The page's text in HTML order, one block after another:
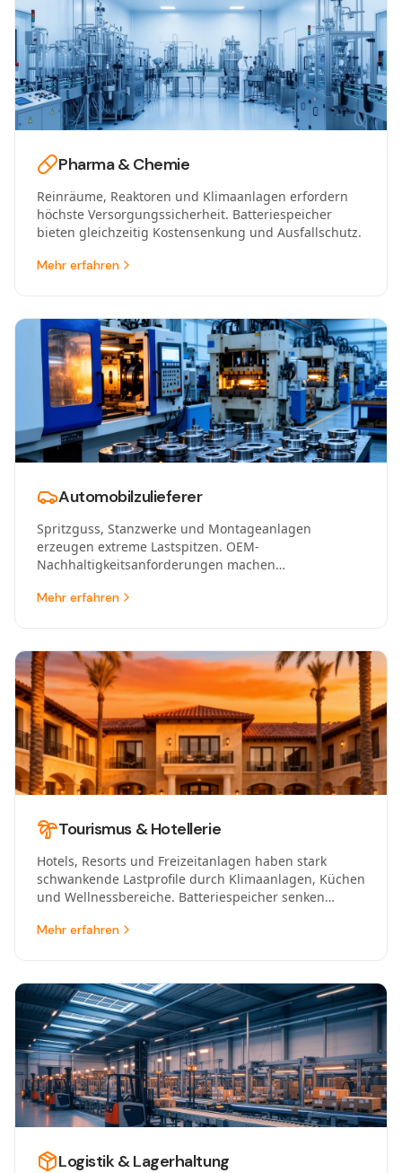
ZIELGRUPPEN
Stadtwerke & Versorger
OEMs & Hersteller
Projektentwickler & Installateure
Pharma & Chemie
Reinräume, Reaktoren und Klimaanlagen erfordern
höchste Versorgungssicherheit. Batteriespeicher
bieten gleichzeitig Kostensenkung und Ausfallschutz.
Mehr erfahren
Automobilzulieferer
Spritzguss, Stanzwerke und Montageanlagen
erzeugen extreme Lastspitzen. OEM-
Nachhaltigkeitsanforderungen machen
Mehr erfahren
Tourismus & Hotellerie
Hotels, Resorts und Freizeitanlagen haben stark
schwankende Lastprofile durch Klimaanlagen, Küchen
und Wellnessbereiche. Batteriespeicher senken
Nachhaltigkeitspositionierung.
Mehr erfahren
Logistik & Lagerhaltung